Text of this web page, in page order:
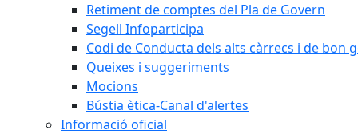
Retiment de comptes del Pla de Govern
Segell Infoparticipa
Codi de Conducta dels alts càrrecs i de bon
Queixes i suggeriments
Mocions
Bústia ètica-Canal d'alertes
Informació oficial